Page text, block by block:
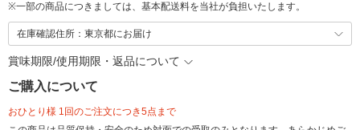
※一部の商品につきましては、基本配送料を当社が負担いたします。
在庫確認住所：東京都にお届け
賞味期限/使用期限・返品について
ご購入について
おひとり様 1回のご注文につき5点まで